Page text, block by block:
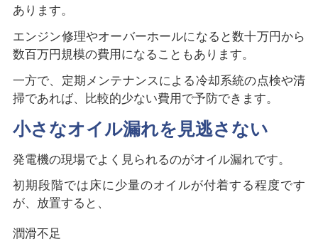
あります。
エンジン修理やオーバーホールになると数十万円から
数百万円規模の費用になることもあります。
一方で、定期メンテナンスによる冷却系統の点検や清
掃であれば、比較的少ない費用で予防できます。
小さなオイル漏れを見逃さない
発電機の現場でよく見られるのがオイル漏れです。
初期段階では床に少量のオイルが付着する程度です
が、放置すると、
潤滑不足